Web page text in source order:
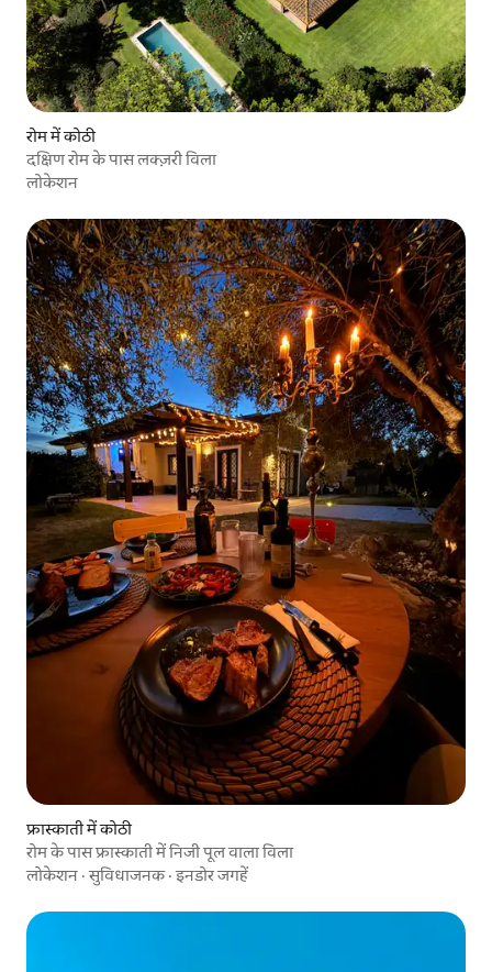
रोम में कोठी
दक्षिण रोम के पास लक्ज़री विला
लोकेशन
फ्रास्काती में कोठी
रोम के पास फ्रास्काती में निजी पूल वाला विला
लोकेशन ·सुविधाजनक·इनडोर जगहें